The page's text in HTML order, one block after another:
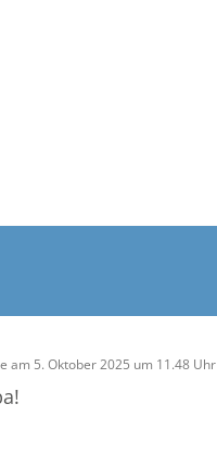
am 5. Oktober 2025 um 11.48 Uhr